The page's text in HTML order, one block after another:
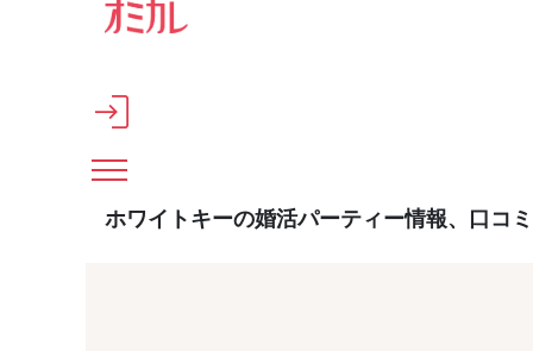
メインコンテンツへスキップ
ホワイトキーの婚活パーティー情報、口コ